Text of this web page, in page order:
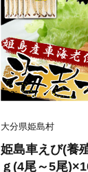
大分県姫島村
姫島車えび(養
ｇ(4尾～5尾